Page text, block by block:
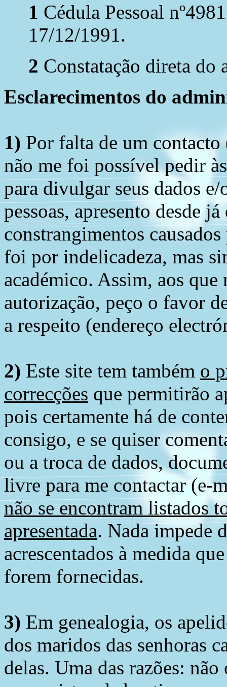
1 Cédula Pessoal
17/12/1991.
2 Constatação direta do
Esclarecimentos do
1) Por falta de um
não me foi possível pedir
para divulgar seus dados
pessoas, apresento desde
constrangimentos
foi por indelicadeza, mas
académico. Assim, aos
autorização, peço o favor
a respeito (endereço
2) Este site tem também o
correcções que permitirão
pois certamente há de
consigo, e se quiser
ou a troca de dados,
livre para me contactar (e-
não se encontram listados
apresentada. Nada impede
acrescentados à medida
forem fornecidas.
3) Em genealogia, os
dos maridos das senhoras
delas. Uma das razões: